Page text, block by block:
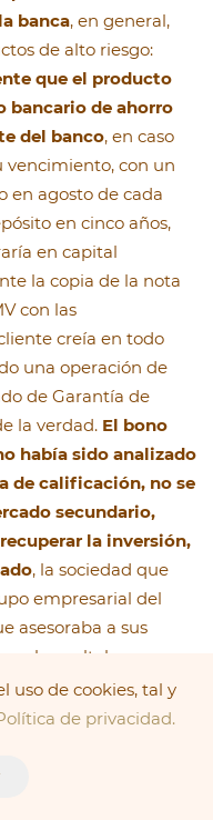
uso de cookies, tal y
de privacidad.
banca, en general,
de alto riesgo:
que el producto
bancario de ahorro
del banco, en caso
vencimiento, con un
en agosto de cada
en cinco años,
en capital
la copia de la nota
con las
creía en todo
una operación de
de Garantía de
la verdad. El bono
había sido analizado
de calificación, no se
secundario,
la inversión,
, la sociedad que
empresarial del
asesoraba a sus
se le ocultaba
en quiebra
de cotización en la
bonos de 2006